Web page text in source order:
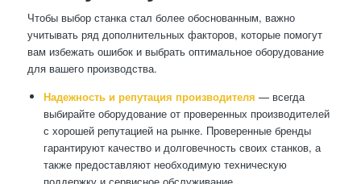
Чтобы выбор станка стал более обоснованным, важно
учитывать ряд дополнительных факторов, которые помогут
вам избежать ошибок и выбрать оптимальное оборудование
для вашего производства.
Надежность и репутация производителя — всегда
выбирайте оборудование от проверенных производителей
с хорошей репутацией на рынке. Проверенные бренды
гарантируют качество и долговечность своих станков, а
также предоставляют необходимую техническую